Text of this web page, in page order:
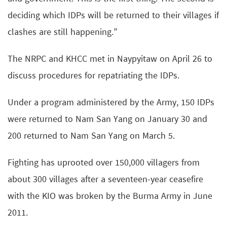
deciding which IDPs will be returned to their villages if
clashes are still happening.”
The NRPC and KHCC met in Naypyitaw on April 26 to
discuss procedures for repatriating the IDPs.
Under a program administered by the Army, 150 IDPs
were returned to Nam San Yang on January 30 and
200 returned to Nam San Yang on March 5.
Fighting has uprooted over 150,000 villagers from
about 300 villages after a seventeen-year ceasefire
with the KIO was broken by the Burma Army in June
2011.